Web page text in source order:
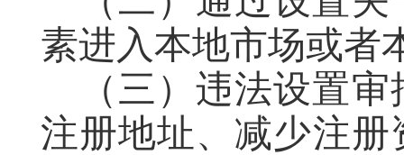
素进入本地市场或者
（三）违法设置
注册地址、减少注